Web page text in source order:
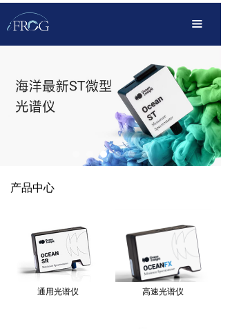
끀
首页
产品中心
解决方案
OEM定制化
产品中心
通用光谱仪 高速光谱仪